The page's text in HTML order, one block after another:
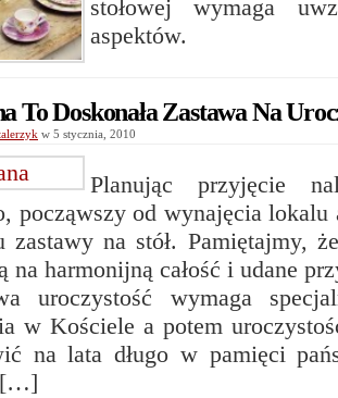
stołowej wymaga
aspektów.
To Doskonała Zastawa Na
w 5 stycznia, 2010
Planując przyjęcie
począwszy od wynajęcia lokalu
zastawy na stół. Pamiętajmy,
na harmonijną całość i udane
uroczystość wymaga
w Kościele a potem
na lata długo w pamięci
[…]